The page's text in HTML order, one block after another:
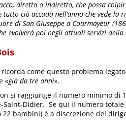
diretto o indiretto, che possa
ciò accada nell’anno che vede
di San Giuseppe a Courmayeur
evolverà poi negli attuali servizi della
ricorda come questo problema
«già da tre anni».
si raggiunge il numero minimo di
Saint-Didier. Se qui il numero
22 bambini) è a discrezione del